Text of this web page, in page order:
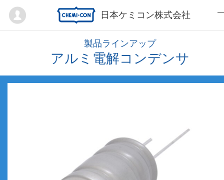
日本ケミコン株式会社
Mypage
製品ラインアップ
アルミ電解コンデンサ